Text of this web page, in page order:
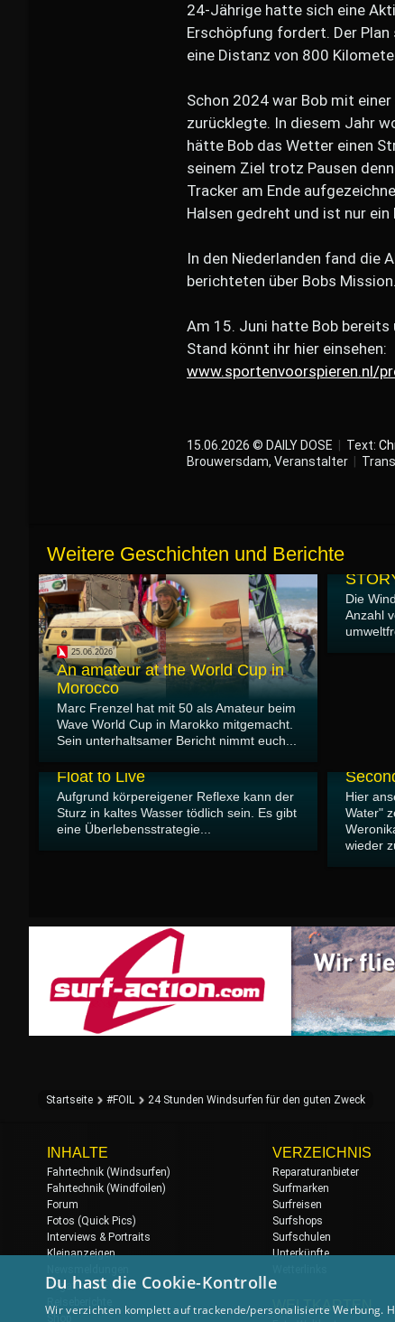
24-Jährige hatte sich eine
Erschöpfung fordert. Der
eine Distanz von 800
Schon 2024 war Bob mit
zurücklegte. In diesem Jahr
hätte Bob das Wetter einen
seinem Ziel trotz Pausen
Tracker am Ende
Halsen gedreht und ist nur
In den Niederlanden fand die
berichteten über Bobs
Am 15. Juni hatte Bob bereits
Stand könnt ihr hier einsehen:
www.sportenvoorspieren.nl/
15.06.2026 © DAILY DOSE Text:
Brouwersdam, Veranstalter
Weitere Geschichten und Berichte
25.06.2026
An amateur at the World Cup in
Morocco
Marc Frenzel hat mit 50 als Amateur beim
Wave World Cup in Marokko mitgemacht.
Sein unterhaltsamer Bericht nimmt euch...
Die
Anzahl
Float to Live
Aufgrund körpereigener Reflexe kann der
Sturz in kaltes Wasser tödlich sein. Es gibt
eine Überlebensstrategie...
Hier
Water"
wieder
Startseite #FOIL 24 Stunden Windsurfen für den guten Zweck
INHALTE
Fahrtechnik (Windsurfen)
Fahrtechnik (Windfoilen)
Forum
Fotos (Quick Pics)
Interviews & Portraits
Kleinanzeigen
Regatten & Events
VERZEICHNIS
Reparaturanbieter
Surfmarken
Surfreisen
Surfshops
Surfschulen
Unterkünfte
WELTKARTEN
Du hast die Cookie-Kontrolle
Wir verzichten komplett auf trackende/personalisierte Werbung.